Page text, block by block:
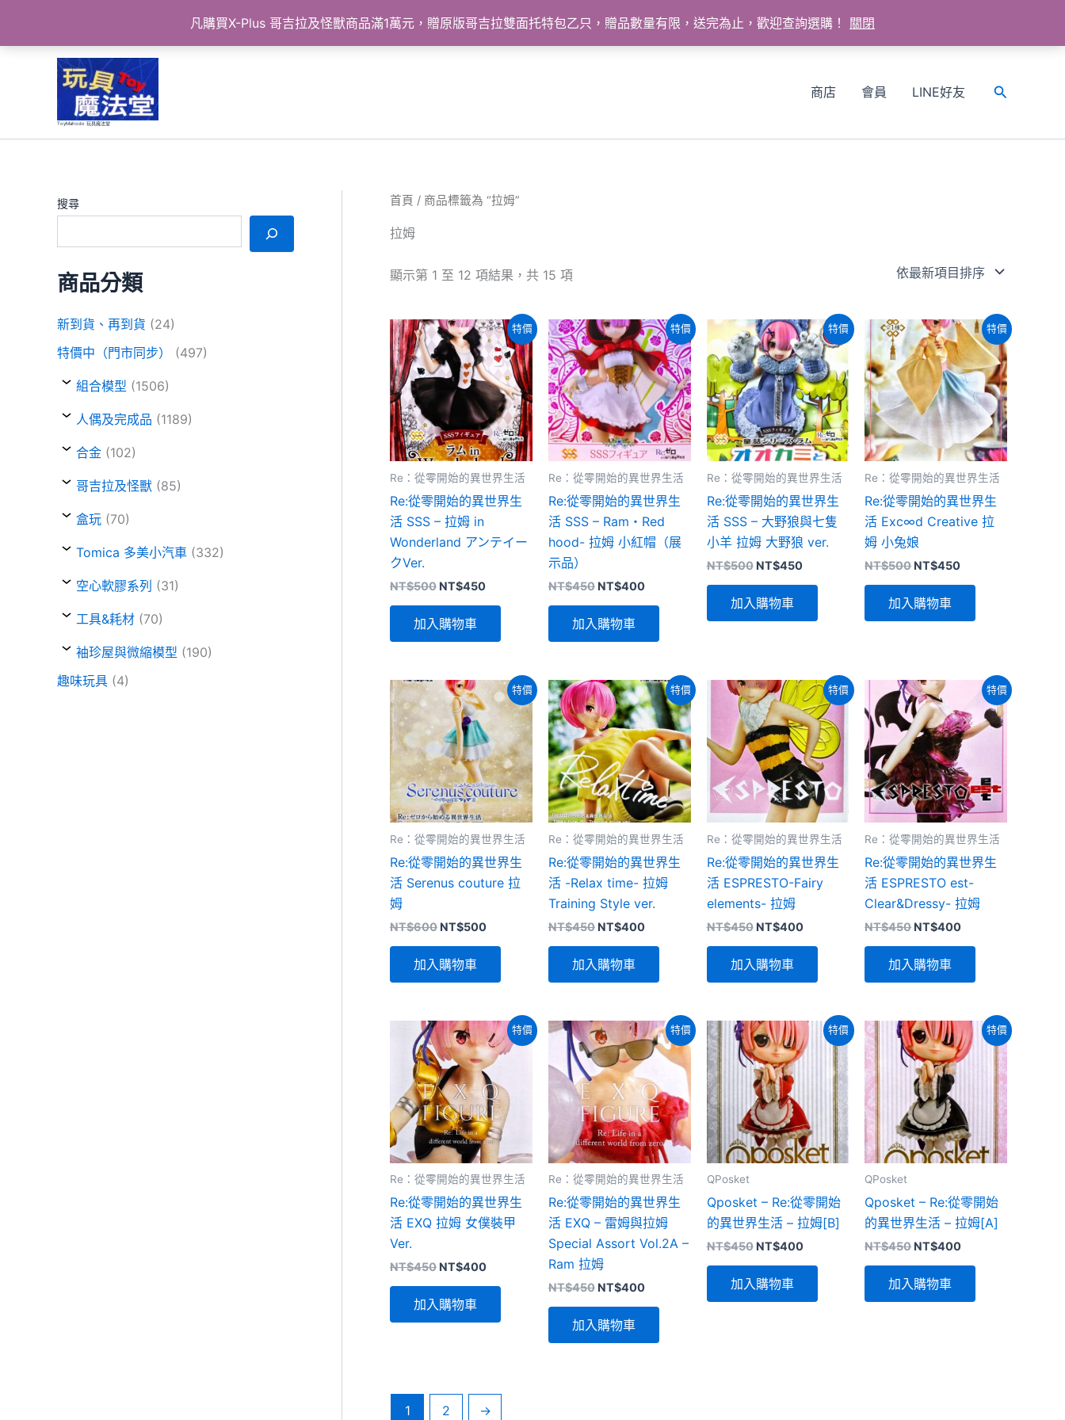
凡購買X-Plus 哥吉拉及怪獸商品滿1萬元，贈原版哥吉拉雙面托特包乙只，贈品數量有限，送完為止，歡迎查詢選購！ 關閉
內
ToyMahodo 玩具魔法堂
商店 會員 LINE好友
搜
搜尋
商品分類
新到貨、再到貨 (24)
特價中（門市同步）
(497)
組合模型 (1506)
人偶及完成品 (1189)
合金 (102)
哥吉拉及怪獸 (85)
盒玩 (70)
Tomica 多美小汽車 (332)
空心軟膠系列 (31)
工具&耗材 (70)
袖珍屋與微縮模型 (190)
趣味玩具 (4)
首頁 / 商品標籤為 “拉姆”
拉姆
顯示第 1 至 12 項結果，共 15 項依
最
目
排
序
特價
Re：從零開始的異世界生活
Re:從零開始的異世界生
活 SSS – 拉姆 in
Wonderland アンテイー
クVer.
NT$500 原
格：
NT$500。
NT$450目
NT$450。
加入購物車
特價
Re：從零開始的異世界生活
Re:從零開始的異世界生
活 SSS – Ram・Red
hood- 拉姆 小紅帽（展
示品）
NT$450 原
格：
NT$450。
NT$400目
NT$400。
加入購物車
特價
Re：從零開始的異世界生活
Re:從零開始的異世界生
活 SSS – 大野狼與七隻
小羊 拉姆 大野狼 ver.
NT$500 原
格：
NT$500。
NT$450目
NT$450。
加入購物車
特價
Re：從零開始的異世界生活
Re:從零開始的異世界生
活 Exc∞d Creative 拉
姆 小兔娘
NT$500 原
格：
NT$500。
NT$450目
NT$450。
加入購物車
特價
Re：從零開始的異世界生活
Re:從零開始的異世界生
活 Serenus couture 拉
姆
NT$600 原
格：
NT$600。
NT$500目
NT$500。
加入購物車
特價
Re：從零開始的異世界生活
Re:從零開始的異世界生
活 -Relax time- 拉姆
Training Style ver.
NT$450 原
格：
NT$450。
NT$400目
NT$400。
加入購物車
特價
Re：從零開始的異世界生活
Re:從零開始的異世界生
活 ESPRESTO-Fairy
elements- 拉姆
NT$450 原
格：
NT$450。
NT$400目
NT$400。
加入購物車
特價
Re：從零開始的異世界生活
Re:從零開始的異世界生
活 ESPRESTO est-
Clear&Dressy- 拉姆
NT$450 原
格：
NT$450。
NT$400目
NT$400。
加入購物車
特價
Re：從零開始的異世界生活
Re:從零開始的異世界生
活 EXQ 拉姆 女僕裝甲
Ver.
NT$450 原
格：
NT$450。
NT$400目
NT$400。
加入購物車
特價
Re：從零開始的異世界生活
Re:從零開始的異世界生
活 EXQ – 雷姆與拉姆
Special Assort Vol.2A –
Ram 拉姆
NT$450 原
格：
NT$450。
NT$400目
NT$400。
加入購物車
特價
QPosket
Qposket – Re:從零開始
的異世界生活 – 拉姆[B]
NT$450 原
格：
NT$450。
NT$400目
NT$400。
加入購物車
特價
QPosket
Qposket – Re:從零開始
的異世界生活 – 拉姆[A]
NT$450 原
格：
NT$450。
NT$400目
NT$400。
加入購物車
1 2 →